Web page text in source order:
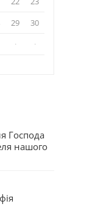
29
30
· ·
Господа
нашого